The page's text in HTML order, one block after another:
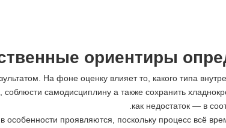
ориентиры
На фоне оценку влияет то, какого типа
самодисциплину а также сохранить
как недостаток — в
проявляются, поскольку процесс всё